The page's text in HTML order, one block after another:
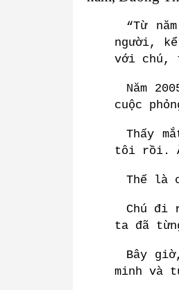
“Từ
người,
với chú,
Năm
cuộc
Thấy
tôi rồi.
Thế là
Chú đi
ta đã
Bây
minh và